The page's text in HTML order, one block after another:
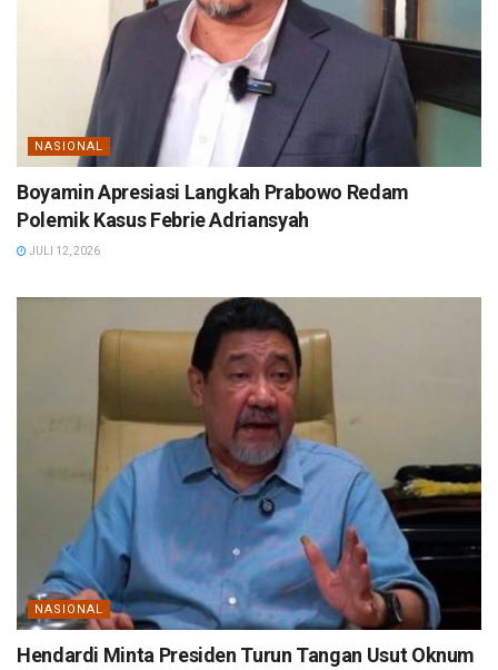
NASIONAL
Boyamin Apresiasi Langkah Prabowo Redam
Polemik Kasus Febrie Adriansyah
JULI 12, 2026
NASIONAL
Hendardi Minta Presiden Turun Tangan Usut Oknum